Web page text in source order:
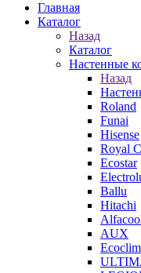
Главная
Каталог
Назад
Каталог
Настенные
Назад
Roland
Funai
Hisense
Royal
Ecostar
Ballu
Hitachi
AUX